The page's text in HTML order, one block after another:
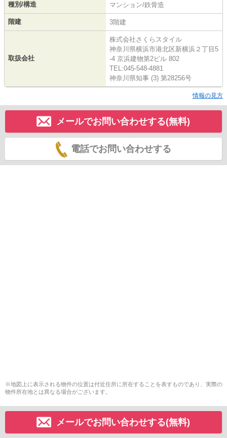
種別/構造 マンション/鉄骨造
階建 3階建
取扱会社
株式会社さくらスタイル
神奈川県横浜市港北区新横浜２丁目5
-4 京浜建物第2ビル 802
TEL:045-548-4881
神奈川県知事 (3) 第28256号
情報の見方
メールでお問い合わせする(無料)
電話でお問い合わせする
※地図上に表示される物件の位置は付近住所に所在することを表すものであり、実際の
物件所在地とは異なる場合がございます。
メールでお問い合わせする(無料)